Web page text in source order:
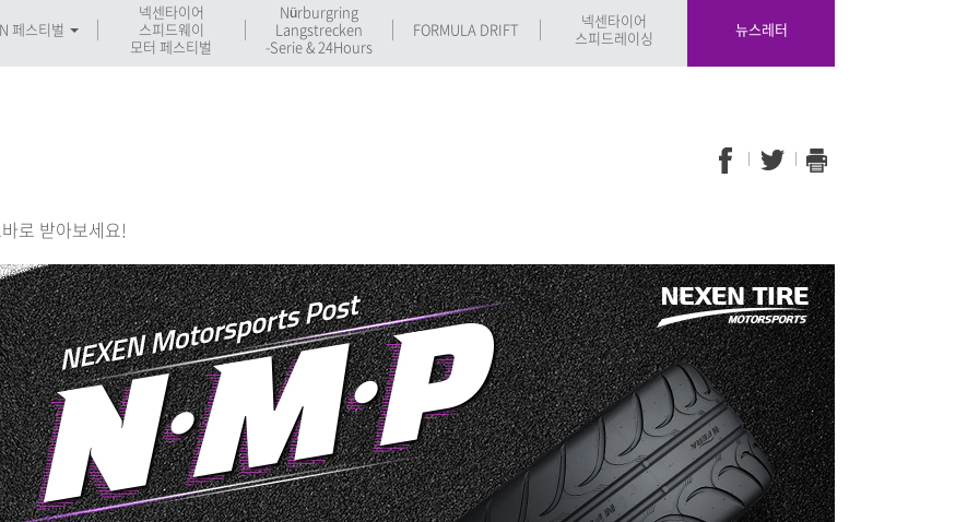
페스티벌
넥센타이어
스피드웨이
모터 페스티벌
Nürburgring
Langstrecken
-Serie & 24Hours
FORMULA DRIFT
넥센타이어
스피드레이싱
뉴스레터
로 받아보세요!